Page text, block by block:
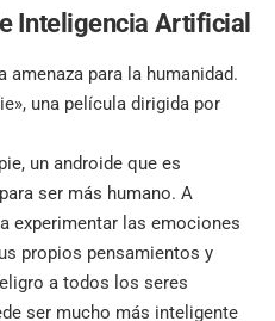
Inteligencia Artificial
para la humanidad.
una película dirigida por
un androide que es
ser más humano. A
experimentar las emociones
propios pensamientos y
a todos los seres
ser mucho más inteligente